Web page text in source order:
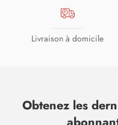
Livraison à domicile
Obtenez les